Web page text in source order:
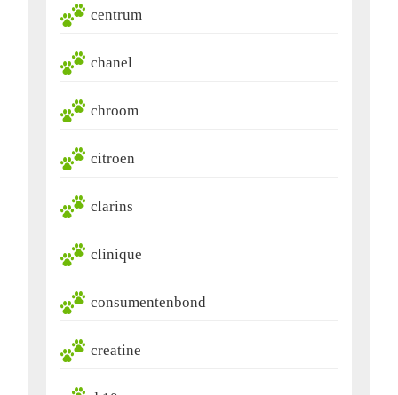
centrum
chanel
chroom
citroen
clarins
clinique
consumentenbond
creatine